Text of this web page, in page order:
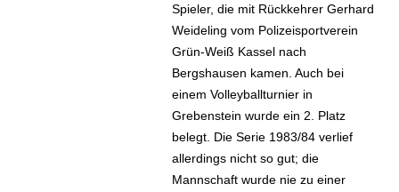
Spieler, die mit Rückkehrer Gerhard
Weideling vom Polizeisportverein
Grün-Weiß Kassel nach
Bergshausen kamen. Auch bei
einem Volleyballturnier in
Grebenstein wurde ein 2. Platz
belegt. Die Serie 1983/84 verlief
allerdings nicht so gut; die
Mannschaft wurde nie zu einer